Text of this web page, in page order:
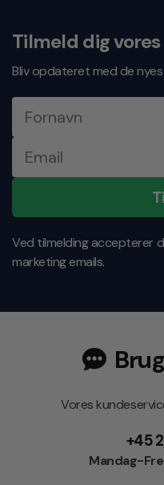
Tilmeld dig
Bliv opdateret med de
Ved tilmelding accepterer
marketing emails.
Vores
+45
Mandag-